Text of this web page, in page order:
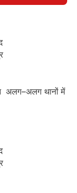
अलग–अलग थानों में